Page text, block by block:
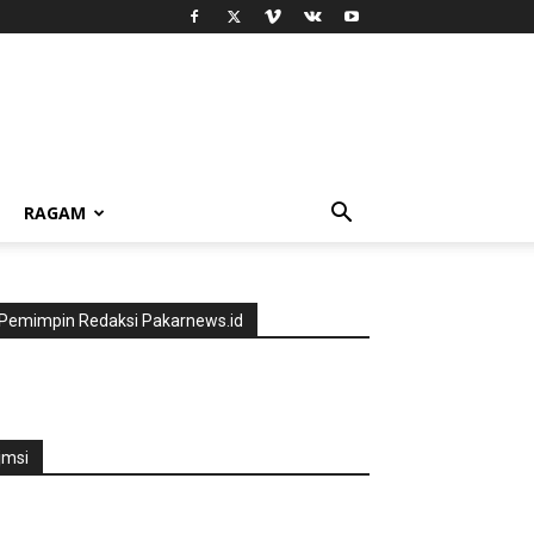
RAGAM
Pemimpin Redaksi Pakarnews.id